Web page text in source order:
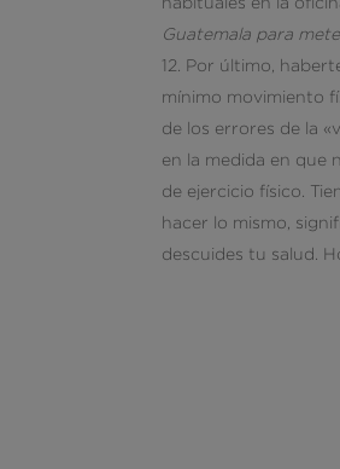
Guatemala para
Por último,
mínimo movimiento
de los errores de la
en la medida en que
de ejercicio físico.
hacer lo mismo,
descuides tu salud.